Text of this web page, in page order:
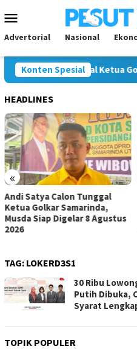
ke
kontenMobile
Advertorial Nasional
Konten Spesial
Calon Tunggal Ketua
HEADLINES
«
Andi Satya Calon Tunggal
Ketua Golkar Samarinda,
Musda Siap Digelar 8 Agustus
2026
TAG: LOKERD3S1
30 Ribu
Putih Dibuka,
Syarat
TOPIK POPULER